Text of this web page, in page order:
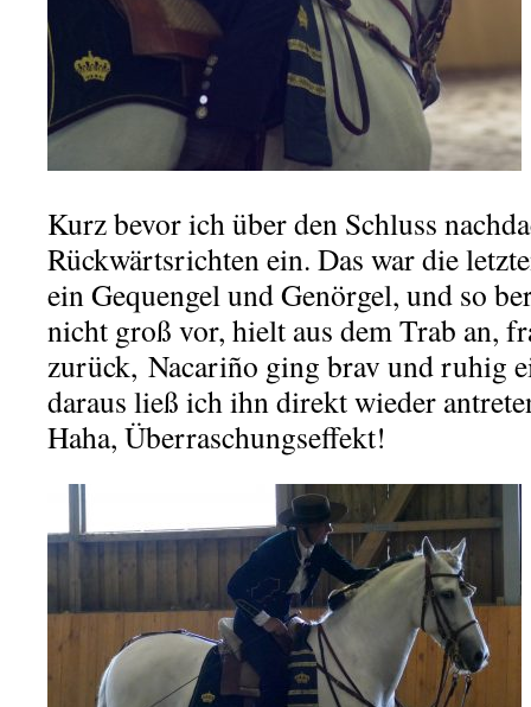
Kurz bevor ich über den Schluss
Rückwärtsrichten ein. Das war die
ein Gequengel und Genörgel, und so
nicht groß vor, hielt aus dem Trab an,
zurück, Nacariño ging brav und ruhig
daraus ließ ich ihn direkt wieder
Haha, Überraschungseffekt!